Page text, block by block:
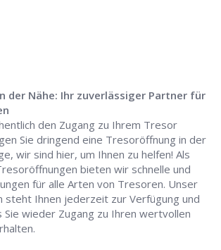
der Nähe: Ihr zuverlässiger Partner für
den Zugang zu Ihrem Tresor
Sie dringend eine Tresoröffnung in der
wir sind hier, um Ihnen zu helfen! Als
bieten wir schnelle und
für alle Arten von Tresoren. Unser
steht Ihnen jederzeit zur Verfügung und
wieder Zugang zu Ihren wertvollen